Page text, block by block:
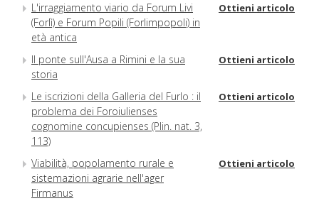
L'irraggiamento viario da Forum Livi
(Forlì) e Forum Popili (Forlimpopoli) in
età antica
Ottieni articolo
Il ponte sull'Ausa a Rimini e la sua
storia
Ottieni articolo
Le iscrizioni della Galleria del Furlo : il
problema dei Foroiulienses
cognomine concupienses (Plin. nat. 3,
113)
Ottieni articolo
Viabilità, popolamento rurale e
sistemazioni agrarie nell'ager
Firmanus
Ottieni articolo